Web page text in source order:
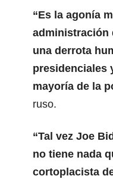
“Es la agonía
administración
una derrota
presidenciales
mayoría de la
ruso.
“Tal vez Joe
no tiene nada
cortoplacista